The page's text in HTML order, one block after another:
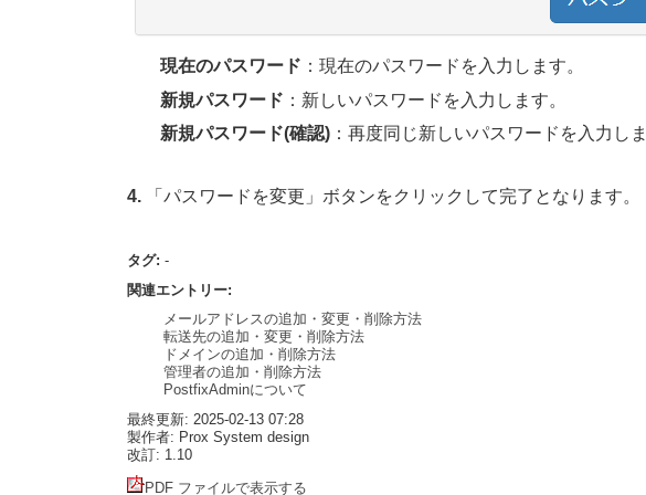
現在のパスワード ： 現在のパスワードを入力します。
新規パスワード ：新しいパスワードを入力します。
新規パスワード(確認)：再度同じ新しいパスワードを入力し
4.「パスワードを変更」ボタンをクリックして完了となります。
タグ: -
関連エントリー:
メールアドレスの追加・変更・削除方法
転送先の追加・変更・削除方法
ドメインの追加・削除方法
管理者の追加・削除方法
PostfixAdminについて
最終更新: 2025-02-13 07:28
製作者: Prox System design
改訂: 1.10
PDF ファイルで表示する